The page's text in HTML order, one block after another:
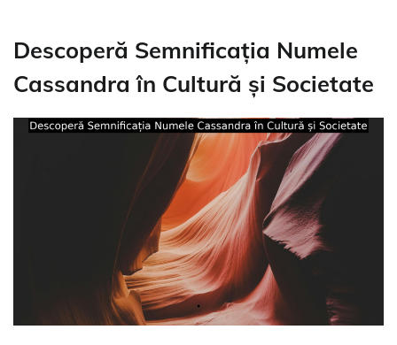
Descoperă Semnificația Numele
Cassandra în Cultură și Societate